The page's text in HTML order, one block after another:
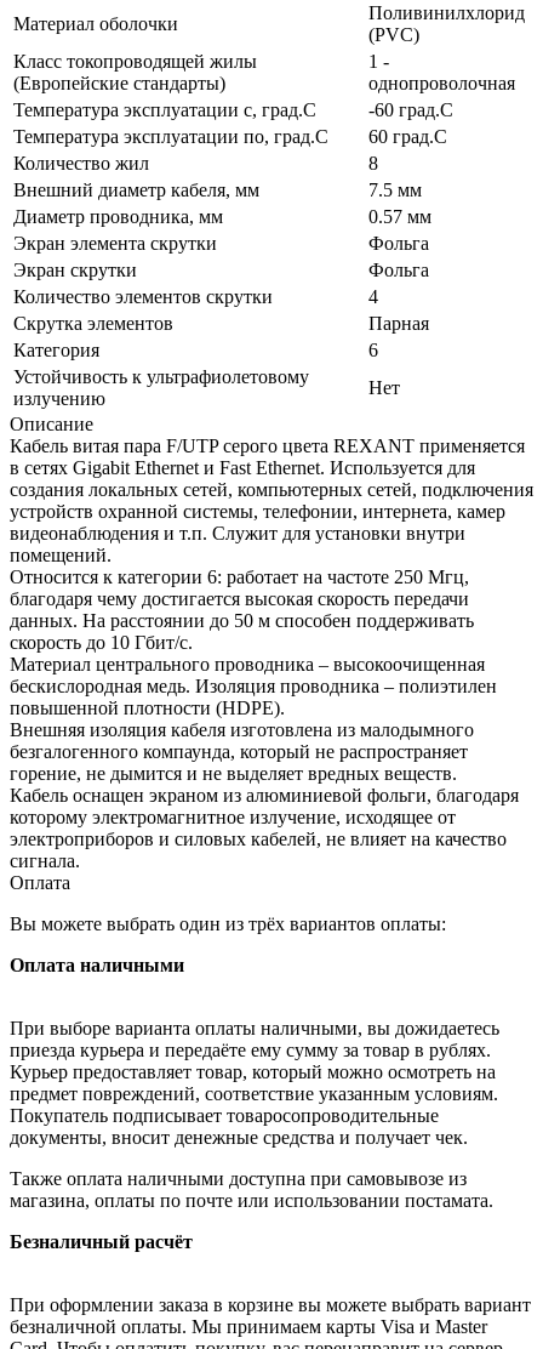
Материал оболочки
Поливинилхлорид
(PVC)
Класс токопроводящей жилы
(Европейские стандарты)
1 -
однопроволочная
Температура эксплуатации с, град.C
-60 град.C
Температура эксплуатации по, град.C
60 град.C
Количество жил
8
Внешний диаметр кабеля, мм
7.5 мм
Диаметр проводника, мм
0.57 мм
Экран элемента скрутки
Фольга
Экран скрутки
Фольга
Количество элементов скрутки
4
Скрутка элементов
Парная
Категория
6
Устойчивость к ультрафиолетовому
излучению
Нет
Описание
Кабель витая пара F/UTP серого цвета REXANT применяется
в сетях Gigabit Ethernet и Fast Ethernet. Используется для
создания локальных сетей, компьютерных сетей, подключения
устройств охранной системы, телефонии, интернета, камер
видеонаблюдения и т.п. Служит для установки внутри
помещений.
Относится к категории 6: работает на частоте 250 Мгц,
благодаря чему достигается высокая скорость передачи
данных. На расстоянии до 50 м способен поддерживать
скорость до 10 Гбит/с.
Материал центрального проводника – высокоочищенная
бескислородная медь. Изоляция проводника – полиэтилен
повышенной плотности (HDPE).
Внешняя изоляция кабеля изготовлена из малодымного
безгалогенного компаунда, который не распространяет
горение, не дымится и не выделяет вредных веществ.
Кабель оснащен экраном из алюминиевой фольги, благодаря
которому электромагнитное излучение, исходящее от
электроприборов и силовых кабелей, не влияет на качество
сигнала.
Оплата
Вы можете выбрать один из трёх вариантов оплаты:
Оплата наличными
При выборе варианта оплаты наличными, вы дожидаетесь
приезда курьера и передаёте ему сумму за товар в рублях.
Курьер предоставляет товар, который можно осмотреть на
предмет повреждений, соответствие указанным условиям.
Покупатель подписывает товаросопроводительные
документы, вносит денежные средства и получает чек.
Также оплата наличными доступна при самовывозе из
магазина, оплаты по почте или использовании постамата.
Безналичный расчёт
При оформлении заказа в корзине вы можете выбрать вариант
безналичной оплаты. Мы принимаем карты Visa и Master